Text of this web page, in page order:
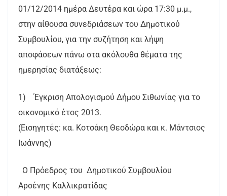
01/12/2014 ημέρα Δευτέρα και ώρα 17:30 μ.μ.,
στην αίθουσα συνεδριάσεων του Δημοτικού
Συμβουλίου, για την συζήτηση και λήψη
αποφάσεων πάνω στα ακόλουθα θέματα της
ημερησίας διατάξεως:
1) Έγκριση Απολογισμού Δήμου Σιθωνίας για το
οικονομικό έτος 2013.
(Εισηγητές: κα. Κοτσάκη Θεοδώρα και κ. Μάντσιος
Ιωάννης)
Ο Πρόεδρος του Δημοτικού Συμβουλίου
Αρσένης Καλλικρατίδας